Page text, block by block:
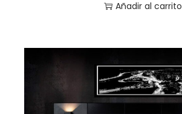
Añadir al carrito